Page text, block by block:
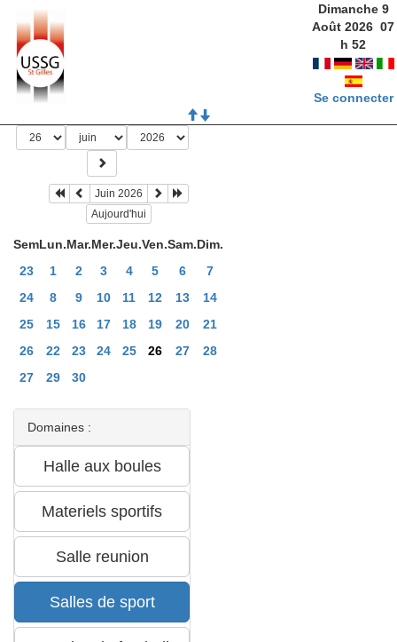
Dimanche 9
Août 2026 07
h52
Se connecter
Juin 2026
Aujourd'hui
SemLun.Mar.Mer.Jeu.Ven.Sam.Dim.
23
1 2 3 4 5 6
7
24
8 9 10 11 12 13
14
25
15 16 17 18 19 20
21
26
22 23 24 25 26 27
28
27
29 30
Domaines :